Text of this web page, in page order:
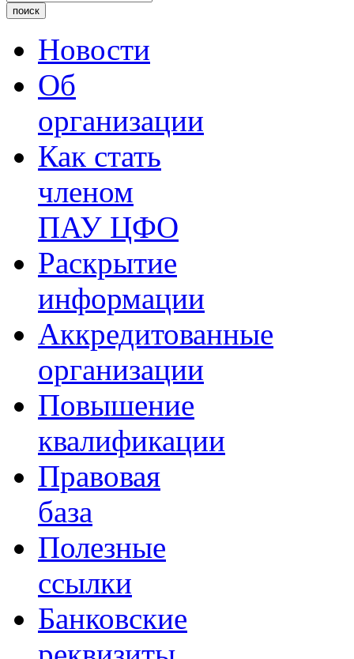
Новости
Об
организации
Как стать
членом
ПАУ ЦФО
Раскрытие
информации
Аккредитованные
организации
Повышение
квалификации
Правовая
база
Полезные
ссылки
Банковские